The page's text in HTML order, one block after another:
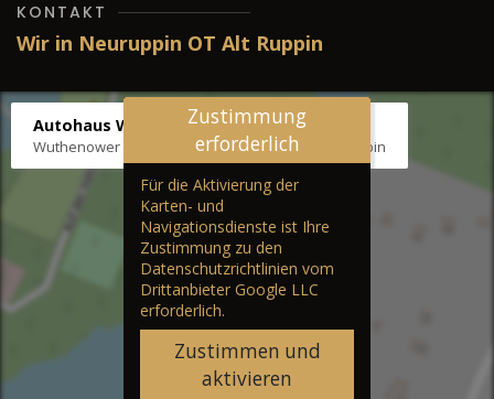
KONTAKT
Wir in Neuruppin OT Alt Ruppin
Autohaus Wernicke
Wuthenower Str. 12b, 16827 Neuruppin OT Alt Ruppin
Zustimmung
erforderlich
Für die Aktivierung der
Karten- und
Navigationsdienste ist Ihre
Zustimmung zu den
Datenschutzrichtlinien vom
Drittanbieter Google LLC
erforderlich.
Zustimmen und
aktivieren